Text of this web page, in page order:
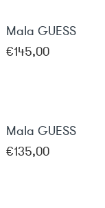
Mala GUESS
€145,00
Mala GUESS
€135,00